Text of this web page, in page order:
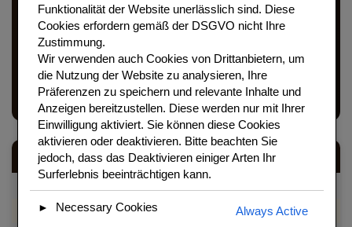
Königsberger Klopse sind ein Stück ostpreußische Küche
– zarte Hackfleischbällchen in einer cremigen, leicht
sauren Kapernsauce. Ein Gericht, das Sehnsucht weckt
und immer begeistert.
Kategorie Details
Kochzeit 25 Minuten
Funktionalität der Website unerlässlich sind. Diese
Cookies erfordern gemäß der DSGVO nicht Ihre
Zustimmung.
Wir verwenden auch Cookies von Drittanbietern, um
die Nutzung der Website zu analysieren, Ihre
Präferenzen zu speichern und relevante Inhalte und
Anzeigen bereitzustellen. Diese werden nur mit Ihrer
Einwilligung aktiviert. Sie können diese Cookies
aktivieren oder deaktivieren. Bitte beachten Sie
jedoch, dass das Deaktivieren einiger Arten Ihr
Surferlebnis beeinträchtigen kann.
► Necessary Cookies
Always Active